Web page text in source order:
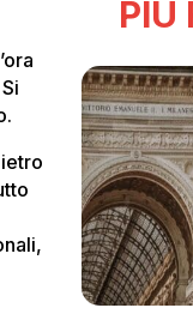
PIÙ